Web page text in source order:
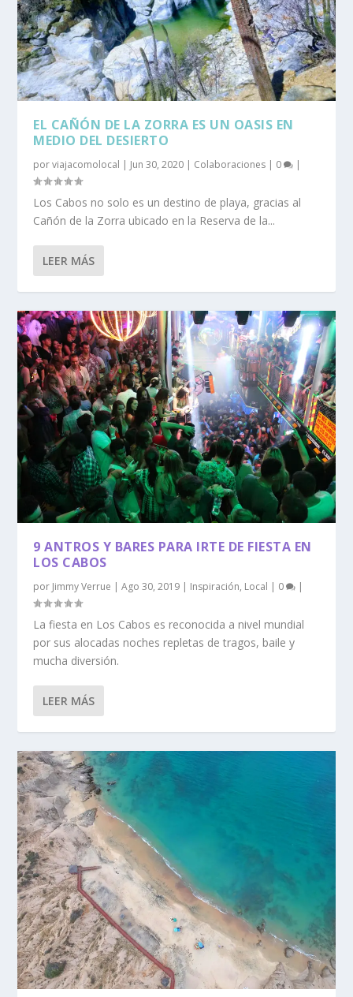
EL CAÑÓN DE LA ZORRA ES UN OASIS EN
MEDIO DEL DESIERTO
porviajacomolocal | Jun 30, 2020 | Colaboraciones | 0 |
Los Cabos no solo es un destino de playa, gracias al
Cañón de la Zorra ubicado en la Reserva de la...
LEER MÁS
9 ANTROS Y BARES PARA IRTE DE FIESTA EN
LOS CABOS
por Jimmy Verrue |Ago 30, 2019 | Inspiración, Local | 0 |
La fiesta en Los Cabos es reconocida a nivel mundial
por sus alocadas noches repletas de tragos, baile y
mucha diversión.
LEER MÁS